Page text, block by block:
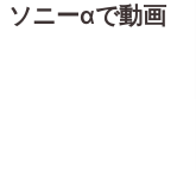
ソニーαで動画